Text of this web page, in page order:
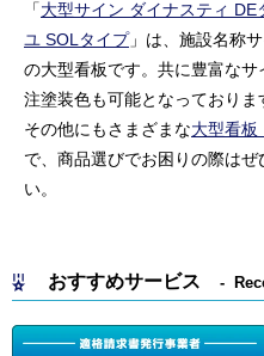
「大型サイン ダイナスティ DE
ユ SOLタイプ」は、施設名称
の大型看板です。共に豊富な
注塗装色も可能となっておりま
その他にもさまざまな大型看板
で、商品選びでお困りの際は
い。
おすすめサービス